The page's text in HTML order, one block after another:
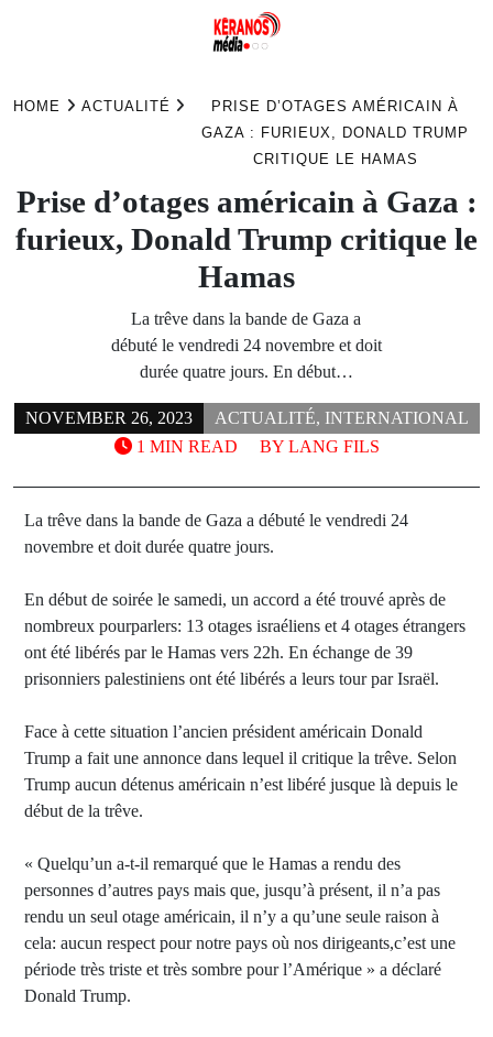
HOME ACTUALITÉ
PRISE D’OTAGES AMÉRICAIN À
GAZA : FURIEUX, DONALD TRUMP
CRITIQUE LE HAMAS
Prise d’otages américain à Gaza :
furieux, Donald Trump critique le
Hamas
La trêve dans la bande de Gaza a
débuté le vendredi 24 novembre et doit
durée quatre jours. En début…
NOVEMBER 26, 2023 ACTUALITÉ, INTERNATIONAL
BY LANG FILS
1 MIN READ
La trêve dans la bande de Gaza a débuté le vendredi 24
novembre et doit durée quatre jours.
En début de soirée le samedi, un accord a été trouvé après de
nombreux pourparlers: 13 otages israéliens et 4 otages étrangers
ont été libérés par le Hamas vers 22h. En échange de 39
prisonniers palestiniens ont été libérés a leurs tour par Israël.
Face à cette situation l’ancien président américain Donald
Trump a fait une annonce dans lequel il critique la trêve. Selon
Trump aucun détenus américain n’est libéré jusque là depuis le
début de la trêve.
« Quelqu’un a-t-il remarqué que le Hamas a rendu des
personnes d’autres pays mais que, jusqu’à présent, il n’a pas
rendu un seul otage américain, il n’y a qu’une seule raison à
cela: aucun respect pour notre pays où nos dirigeants,c’est une
période très triste et très sombre pour l’Amérique » a déclaré
Donald Trump.